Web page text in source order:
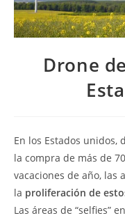
Drone
En los Estados unidos,
la compra de más de
vacaciones de año, las
la proliferación de
Las áreas de “selfies”